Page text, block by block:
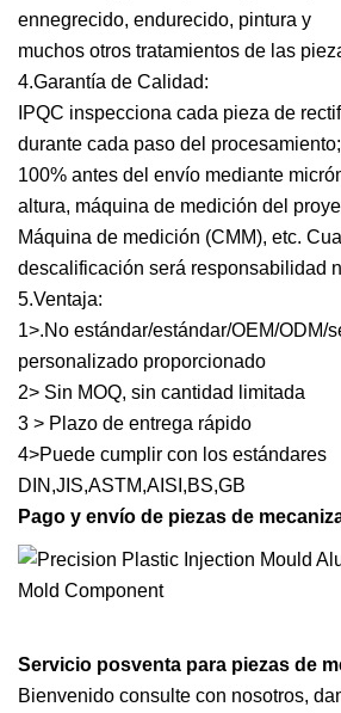
ennegrecido, endurecido, pintura y
muchos otros tratamientos de las
4.Garantía de Calidad:
IPQC inspecciona cada pieza de
durante cada paso del
100% antes del envío mediante
altura, máquina de medición del
Máquina de medición (CMM), etc.
descalificación será responsabilidad
5.Ventaja:
1>.No estándar/estándar/OEM/ODM/
personalizado proporcionado
2> Sin MOQ, sin cantidad limitada
3 > Plazo de entrega rápido
4>Puede cumplir con los estándares
DIN,JIS,ASTM,AISI,BS,GB
Pago y envío de piezas de
Servicio posventa para piezas de
Bienvenido consulte con nosotros,